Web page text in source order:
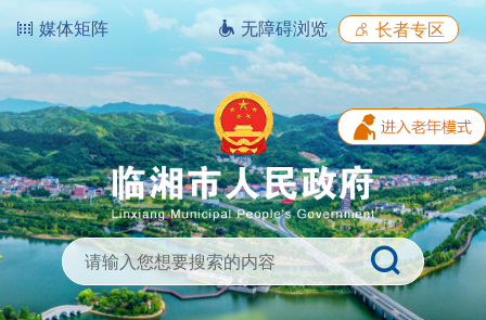
媒体矩阵 无障碍浏览 长者专区